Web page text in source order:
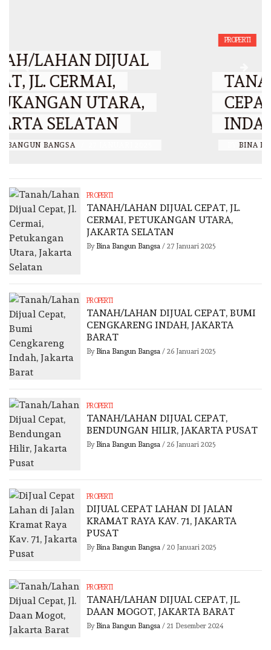
TANAH/LAHAN DIJUAL
CEPAT, BUMI CENGKARENG
INDAH, JAKARTA BARAT
BY BINA BANGUN BANGSA
PROPERTI
TANAH/LAHAN DIJUAL CEPAT, JL.
CERMAI, PETUKANGAN UTARA,
JAKARTA SELATAN
By Bina Bangun Bangsa/ 27 Januari 2025
PROPERTI
TANAH/LAHAN DIJUAL CEPAT, BUMI
CENGKARENG INDAH, JAKARTA
BARAT
By Bina Bangun Bangsa/ 26 Januari 2025
PROPERTI
TANAH/LAHAN DIJUAL CEPAT,
BENDUNGAN HILIR, JAKARTA PUSAT
By Bina Bangun Bangsa/ 26 Januari 2025
PROPERTI
DIJUAL CEPAT LAHAN DI JALAN
KRAMAT RAYA KAV. 71, JAKARTA
PUSAT
By Bina Bangun Bangsa/ 20 Januari 2025
PROPERTI
TANAH/LAHAN DIJUAL CEPAT, JL.
DAAN MOGOT, JAKARTA BARAT
By Bina Bangun Bangsa/ 21 Desember 2024